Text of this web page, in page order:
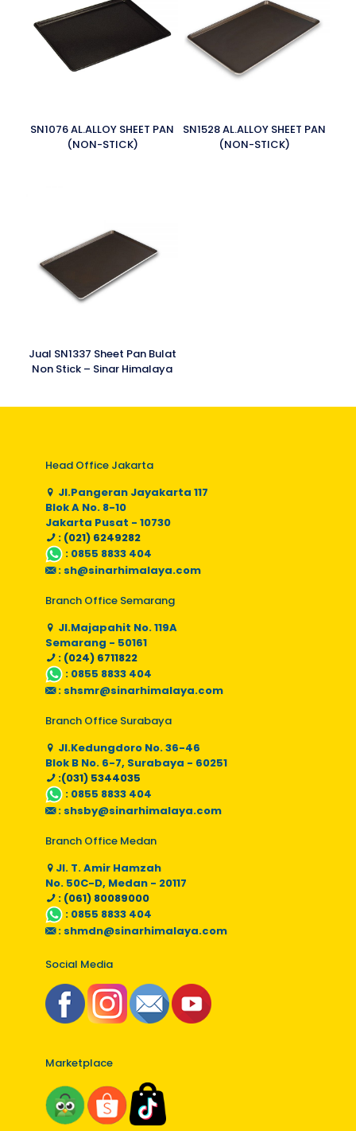
SN1076 AL.ALLOY SHEET PAN
(NON-STICK)
SN1528 AL.ALLOY SHEET PAN
(NON-STICK)
Jual SN1337 Sheet Pan Bulat
Non Stick – Sinar Himalaya
Head Office Jakarta
Jl.Pangeran Jayakarta 117
Blok A No. 8-10
Jakarta Pusat - 10730
: (021) 6249282
: 0855 8833 404
: sh@sinarhimalaya.com
Branch Office Semarang
Jl.Majapahit No. 119A
Semarang - 50161
: (024) 6711822
: 0855 8833 404
: shsmr@sinarhimalaya.com
Branch Office Surabaya
Jl.Kedungdoro No. 36-46
Blok B No. 6-7, Surabaya - 60251
:(031) 5344035
: 0855 8833 404
: shsby@sinarhimalaya.com
Branch Office Medan
Jl. T. Amir Hamzah
No. 50C-D, Medan - 20117
: (061) 80089000
: 0855 8833 404
: shmdn@sinarhimalaya.com
Social Media
Marketplace